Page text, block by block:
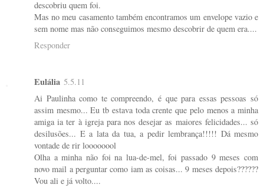
descobriu quem foi.
Mas no meu casamento também encontramos um envelope vazio e
sem nome mas não conseguimos mesmo descobrir de quem era....
Responder
Eulália 5.5.11
Ai Paulinha como te compreendo, é que para essas pessoas só
assim mesmo... Eu tb estava toda crente que pelo menos a minha
amiga ia ter à igreja para nos desejar as maiores felicidades... só
desilusões... E a lata da tua, a pedir lembrança!!!!! Dá mesmo
vontade de rir loooooool
Olha a minha não foi na lua-de-mel, foi passado 9 meses com
novo mail a perguntar como iam as coisas... 9 meses depois??????
Vou ali e já volto....